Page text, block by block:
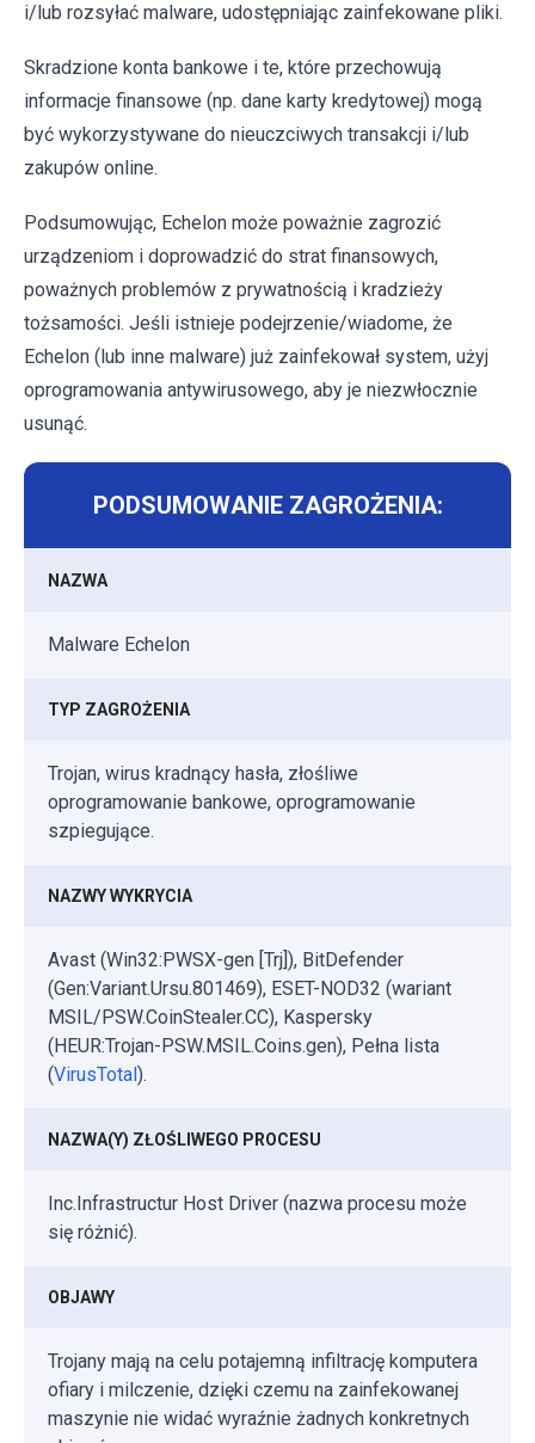
i/lub rozsyłać malware, udostępniając zainfekowane pliki.
Skradzione konta bankowe i te, które przechowują
informacje finansowe (np. dane karty kredytowej) mogą
być wykorzystywane do nieuczciwych transakcji i/lub
zakupów online.
Podsumowując, Echelon może poważnie zagrozić
urządzeniom i doprowadzić do strat finansowych,
poważnych problemów z prywatnością i kradzieży
tożsamości. Jeśli istnieje podejrzenie/wiadome, że
Echelon (lub inne malware) już zainfekował system, użyj
oprogramowania antywirusowego, aby je niezwłocznie
usunąć.
PODSUMOWANIE ZAGROŻENIA:
NAZWA
Malware Echelon
TYP ZAGROŻENIA
Trojan, wirus kradnący hasła, złośliwe
oprogramowanie bankowe, oprogramowanie
szpiegujące.
NAZWY WYKRYCIA
Avast (Win32:PWSX-gen [Trj]), BitDefender
(Gen:Variant.Ursu.801469), ESET-NOD32 (wariant
MSIL/PSW.CoinStealer.CC), Kaspersky
(HEUR:Trojan-PSW.MSIL.Coins.gen), Pełna lista
(VirusTotal ).
NAZWA(Y) ZŁOŚLIWEGO PROCESU
Inc.Infrastructur Host Driver (nazwa procesu może
się różnić).
OBJAWY
Trojany mają na celu potajemną infiltrację komputera
ofiary i milczenie, dzięki czemu na zainfekowanej
maszynie nie widać wyraźnie żadnych konkretnych